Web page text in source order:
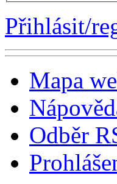
Přihlásit/
Mapa
Odběr